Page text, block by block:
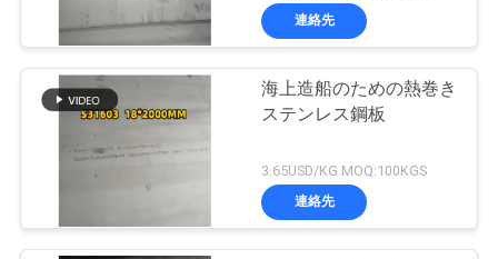
連絡先
海上造船のための熱巻き
ステンレス鋼板
3.65USD/KG MOQ:100KGS
連絡先